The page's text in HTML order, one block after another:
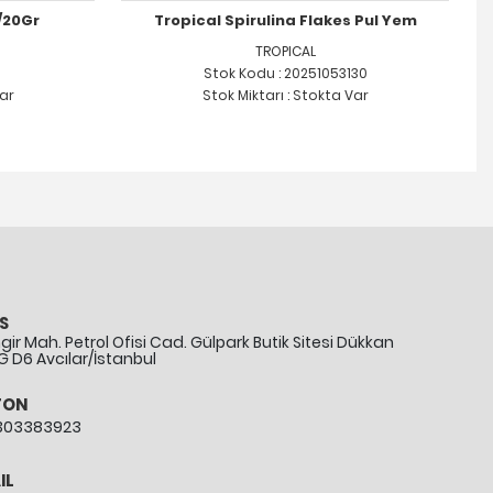
Tropical Spirulina Flakes Pul Yem
TROPICAL
Stok Kodu : 20251053130
Stok Miktarı : Stokta Var
Mah. Petrol Ofisi Cad. Gülpark Butik Sitesi Dükkan
D6 Avcılar/İstanbul